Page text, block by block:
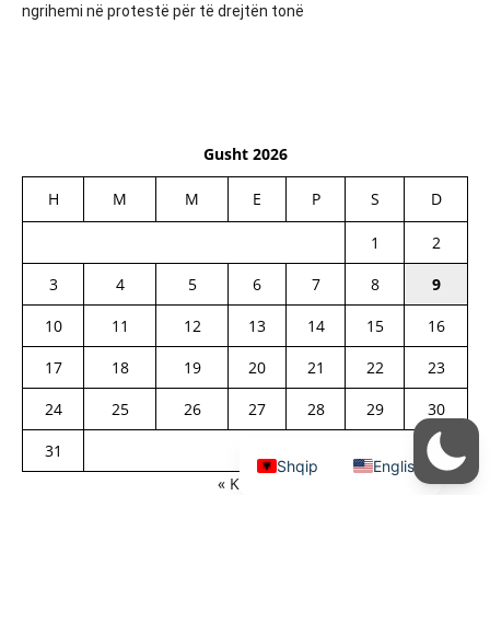
ngrihemi në protestë për të drejtën tonë
Gusht 2026
H M M E P S D
1
2
3
4 5 6 7 8
9
10
11 12 13 14 15
16
17
18 19 20 21 22
23
24
25 26 27 28 29
30
31
« Kor
Shqip English